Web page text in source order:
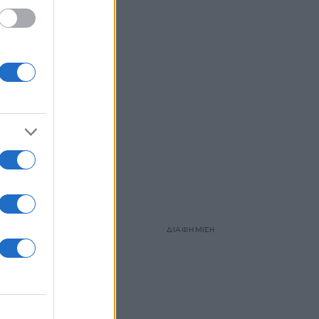
ΔΙΑΦΗΜΙΣΗ